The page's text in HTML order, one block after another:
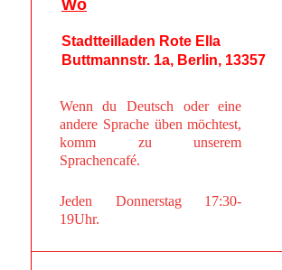
Wenn du Deutsch oder eine
andere Sprache üben möchtest,
komm zu unserem
Sprachencafé.
Jeden Donnerstag 17:30-
19Uhr.
Wo
Stadtteilladen Rote Ella
Buttmannstr. 1a, Berlin, 13357